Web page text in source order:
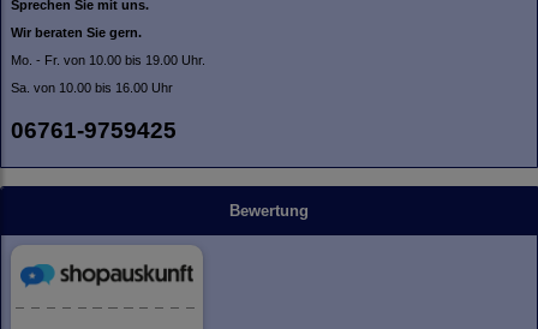
Sprechen Sie mit uns.
Wir beraten Sie gern.
Mo. - Fr. von 10.00 bis 19.00 Uhr.
Sa. von 10.00 bis 16.00 Uhr
06761-9759425
Bewertung